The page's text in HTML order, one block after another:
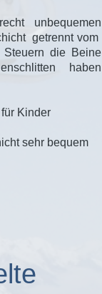
unbequemen
getrennt vom
die Beine
haben
Kinder
sehr bequem